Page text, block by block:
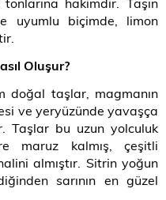
uyumlu biçimde, limon
Oluşur?
doğal taşlar, magmanın
ve yeryüzünde yavaşça
Taşlar bu uzun yolculuk
maruz kalmış, çeşitli
almıştır. Sitrin yoğun
sarının en güzel